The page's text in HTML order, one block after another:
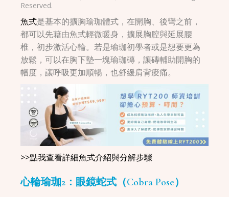
Reserved.
魚式是基本的擴胸瑜珈體式，在開胸、後彎之前，
都可以先藉由魚式輕微暖身，擴展胸腔與延展腰
椎，初步激活心輪。若是瑜珈初學者或是想要更為
放鬆，可以在胸下墊一塊瑜珈磚，讓磚輔助開胸的
幅度，讓呼吸更加順暢，也舒緩肩背痠痛。
>>點我查看詳細魚式介紹與分解步驟
心輪瑜珈2：眼鏡蛇式（Cobra Pose）